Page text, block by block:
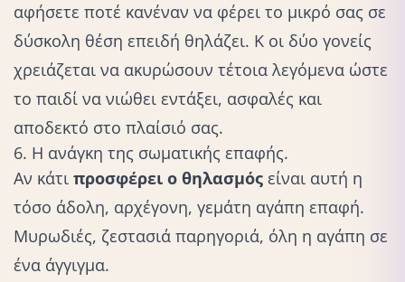
αφήσετε ποτέ κανέναν να φέρει το μικρό σας σε
δύσκολη θέση επειδή θηλάζει. Κ οι δύο γονείς
χρειάζεται να ακυρώσουν τέτοια λεγόμενα ώστε
το παιδί να νιώθει εντάξει, ασφαλές και
αποδεκτό στο πλαίσιό σας.
6. Η ανάγκη της σωματικής επαφής.
Αν κάτι προσφέρει ο θηλασμός είναι αυτή η
τόσο άδολη, αρχέγονη, γεμάτη αγάπη επαφή.
Μυρωδιές, ζεστασιά παρηγοριά, όλη η αγάπη σε
ένα άγγιγμα.